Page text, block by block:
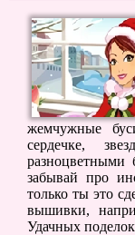
жемчужные
сердечке,
забывай про
только ты это
вышивки,
Удачных